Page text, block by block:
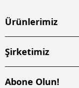
Ürünlerimiz
Şirketimiz
Abone Olun!